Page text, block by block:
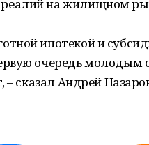
на жилищном
ипотекой и
очередь молодым
– сказал Андрей